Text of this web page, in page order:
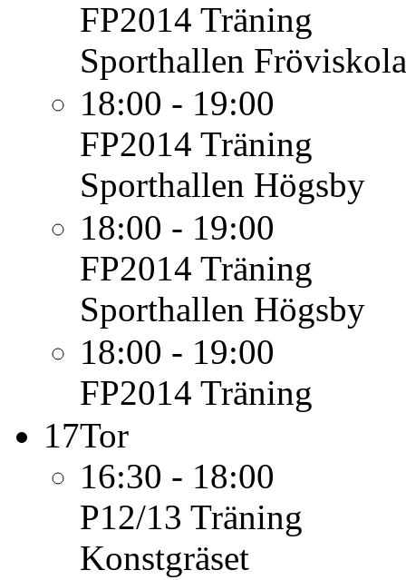
FP2014 Träning
Sporthallen
18:00 - 19:00
FP2014 Träning
Sporthallen Högsby
18:00 - 19:00
FP2014 Träning
Sporthallen Högsby
18:00 - 19:00
FP2014 Träning
17Tor
16:30 - 18:00
P12/13 Träning
Konstgräset